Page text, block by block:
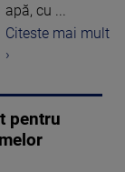
apă, cu ...
Citeste mai mult
›
pentru